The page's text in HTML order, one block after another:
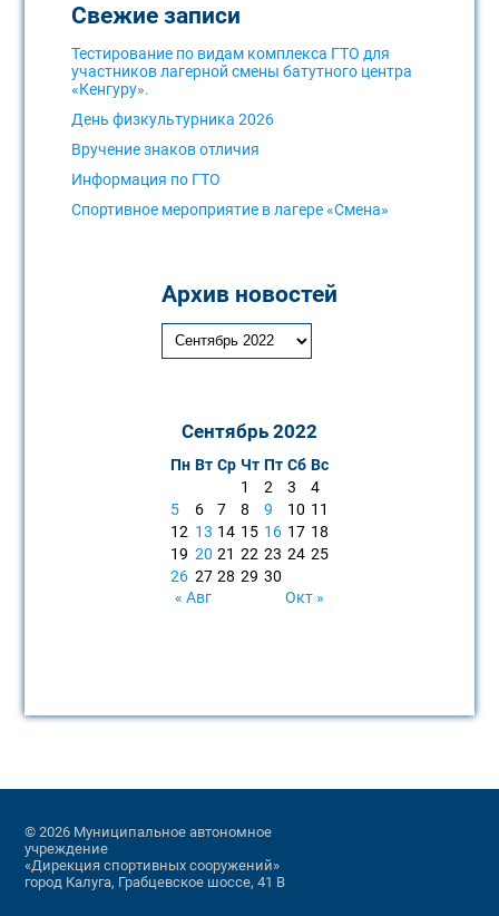
Свежие записи
Тестирование по видам комплекса ГТО для
участников лагерной смены батутного центра
«Кенгуру».
День физкультурника 2026
Вручение знаков отличия
Информация по ГТО
Спортивное мероприятие в лагере «Смена»
Архив новостей
Сентябрь 2022
Пн Вт Ср Чт Пт Сб Вс
1
2 3
4
5
6 7 8 9 10 11
12 13 14 15 16 17 18
19 20 21 22 23 24 25
26 27 28 29 30
« Авг
Окт »
© 2026 Муниципальное автономное
учреждение
«Дирекция спортивных сооружений»
город Калуга, Грабцевское шоссе, 41 В